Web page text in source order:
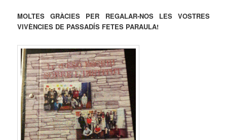
MOLTES GRÀCIES PER REGALAR-NOS LES VOSTRES
VIVÈNCIES DE PASSADÍS FETES PARAULA!